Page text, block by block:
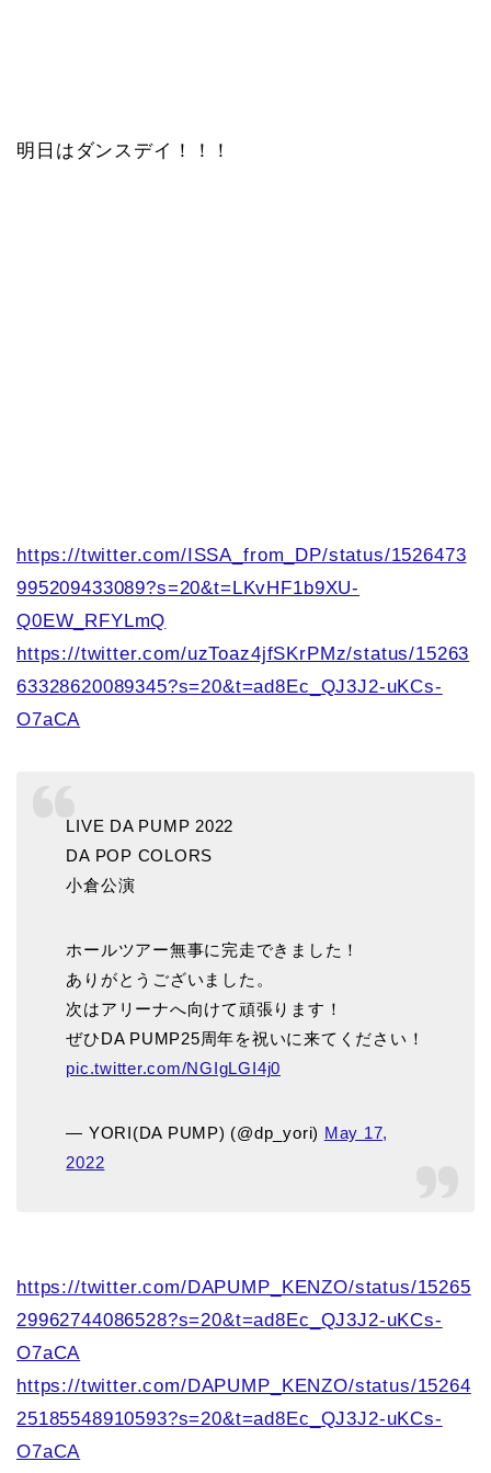
明日はダンスデイ！！！
https://twitter.com/ISSA_from_DP/status/1526473
995209433089?s=20&t=LKvHF1b9XU-
Q0EW_RFYLmQ
https://twitter.com/uzToaz4jfSKrPMz/status/15263
63328620089345?s=20&t=ad8Ec_QJ3J2-uKCs-
O7aCA
LIVE DA PUMP 2022
DA POP COLORS
小倉公演
ホールツアー無事に完走できました！
ありがとうございました。
次はアリーナへ向けて頑張ります！
ぜひDA PUMP25周年を祝いに来てください！
pic.twitter.com/NGIgLGI4j0
— YORI(DA PUMP) (@dp_yori) May 17,
2022
https://twitter.com/DAPUMP_KENZO/status/15265
29962744086528?s=20&t=ad8Ec_QJ3J2-uKCs-
O7aCA
https://twitter.com/DAPUMP_KENZO/status/15264
25185548910593?s=20&t=ad8Ec_QJ3J2-uKCs-
O7aCA